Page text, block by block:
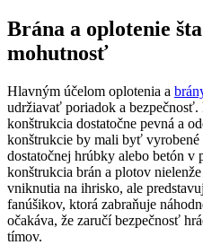
Brána a oplotenie
mohutnosť
Hlavným účelom oplotenia a
udržiavať poriadok a
konštrukcia dostatočne pevná a
konštrukcie by mali byť
dostatočnej hrúbky alebo betón v
konštrukcia brán a plotov
vniknutia na ihrisko, ale
fanúšikov, ktorá zabraňuje
očakáva, že zaručí bezpečnosť
tímov.